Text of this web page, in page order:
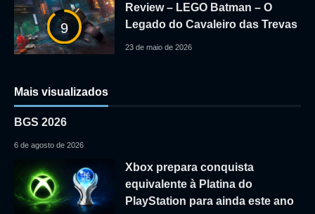
9
Review – LEGO Batman – O
Legado do Cavaleiro das Trevas
23 de maio de 2026
Mais visualizados
BGS 2026
6 de agosto de 2026
Xbox prepara conquista
equivalente à Platina do
PlayStation para ainda este ano